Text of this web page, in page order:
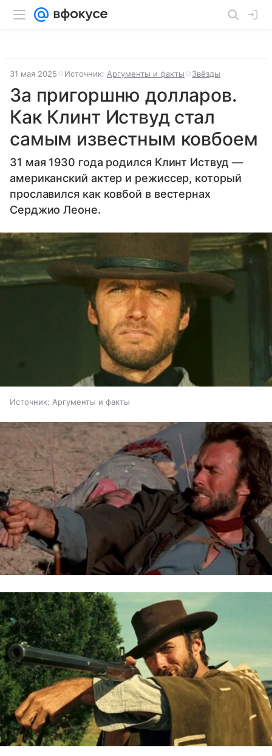
31 мая 2025 Источник: Аргументы и факты Звёзды
За пригоршню долларов.
Как Клинт Иствуд стал
самым известным ковбоем
31 мая 1930 года родился Клинт Иствуд —
американский актер и режиссер, который
прославился как ковбой в вестернах
Серджио Леоне.
Источник: Аргументы и факты